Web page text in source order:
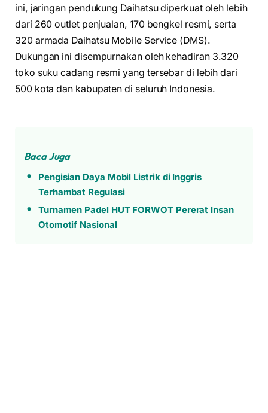
ini, jaringan pendukung Daihatsu diperkuat oleh lebih
dari 260 outlet penjualan, 170 bengkel resmi, serta
320 armada Daihatsu Mobile Service (DMS).
Dukungan ini disempurnakan oleh kehadiran 3.320
toko suku cadang resmi yang tersebar di lebih dari
500 kota dan kabupaten di seluruh Indonesia.
Baca Juga
Pengisian Daya Mobil Listrik di Inggris
Terhambat Regulasi
Turnamen Padel HUT FORWOT Pererat Insan
Otomotif Nasional